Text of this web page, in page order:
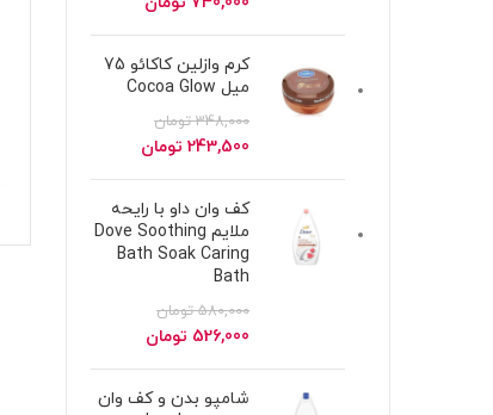
890,000 تومان
بود.
است.
کرم وازلین کاکائو 75
میل Cocoa Glow
348,000 تومان
قیمت
348,000 تومان
بود.
243,500 تومان
است.
کف وان داو با رایحه
ملایم Dove Soothing
Bath Soak Caring
Bath
580,000 تومان
قیمت
580,000 تومان
526,000 تومان
شامپو بدن و کف وان